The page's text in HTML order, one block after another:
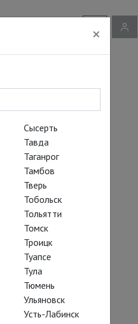
×
Сысерть
Тавда
Таганрог
Тамбов
Тверь
Тобольск
Тольятти
Томск
Троицк
Туапсе
Тула
Тюмень
Ульяновск
Усть-Лабинск